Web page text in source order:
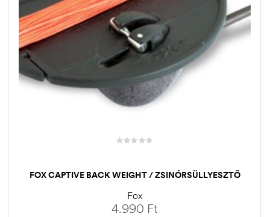
FOX CAPTIVE BACK WEIGHT / ZSINÓRSÜLLYESZTŐ
Fox
4.990 Ft